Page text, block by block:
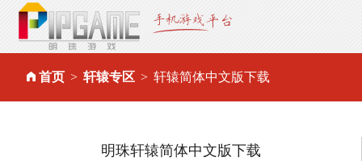
首页 轩辕专区 轩辕简体中文版下载
明珠轩辕简体中文版下载